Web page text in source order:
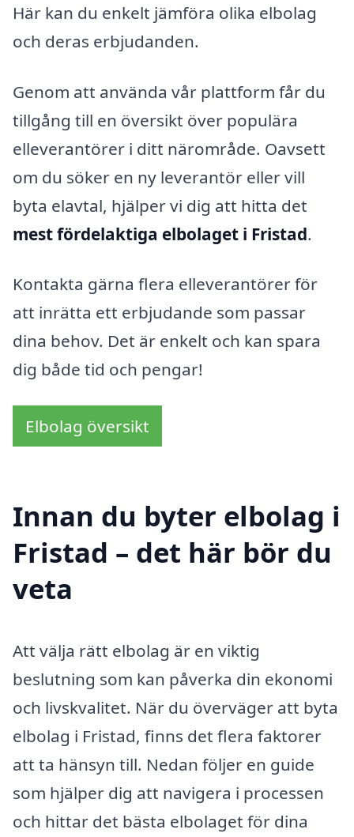
Här kan du enkelt jämföra olika elbolag
och deras erbjudanden.
Genom att använda vår plattform får du
tillgång till en översikt över populära
elleverantörer i ditt närområde. Oavsett
om du söker en ny leverantör eller vill
byta elavtal, hjälper vi dig att hitta det
mest fördelaktiga elbolaget i Fristad.
Kontakta gärna flera elleverantörer för
att inrätta ett erbjudande som passar
dina behov. Det är enkelt och kan spara
dig både tid och pengar!
Elbolag översikt
Innan du byter elbolag i
Fristad – det här bör du
veta
Att välja rätt elbolag är en viktig
beslutning som kan påverka din ekonomi
och livskvalitet. När du överväger att byta
elbolag i Fristad, finns det flera faktorer
att ta hänsyn till. Nedan följer en guide
som hjälper dig att navigera i processen
och hittar det bästa elbolaget för dina